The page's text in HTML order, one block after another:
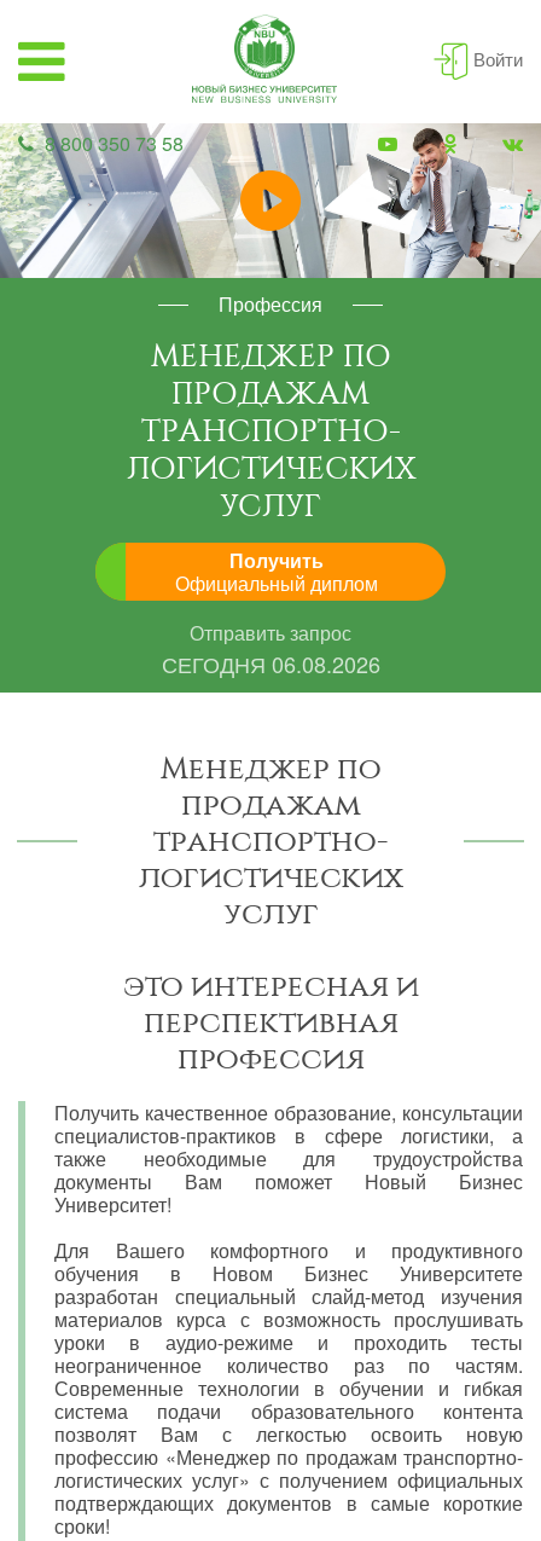
Войти
8 800 350 73 58
Профессия
МЕНЕДЖЕР ПО
ПРОДАЖАМ
ТРАНСПОРТНО-
ЛОГИСТИЧЕСКИХ
УСЛУГ
Получить
Официальный диплом
Отправить запрос
СЕГОДНЯ 06.08.2026
Менеджер по
продажам
транспортно-
логистических
услуг
это интересная и
перспективная
профессия
Получить качественное образование, консультации
специалистов-практиков в сфере логистики, а
также необходимые для трудоустройства
документы Вам поможет Новый Бизнес
Университет!
Для Вашего комфортного и продуктивного
обучения в Новом Бизнес Университете
разработан специальный слайд-метод изучения
материалов курса с возможность прослушивать
уроки в аудио-режиме и проходить тесты
неограниченное количество раз по частям.
Современные технологии в обучении и гибкая
система подачи образовательного контента
позволят Вам с легкостью освоить новую
профессию «Менеджер по продажам транспортно-
логистических услуг» с получением официальных
подтверждающих документов в самые короткие
сроки!